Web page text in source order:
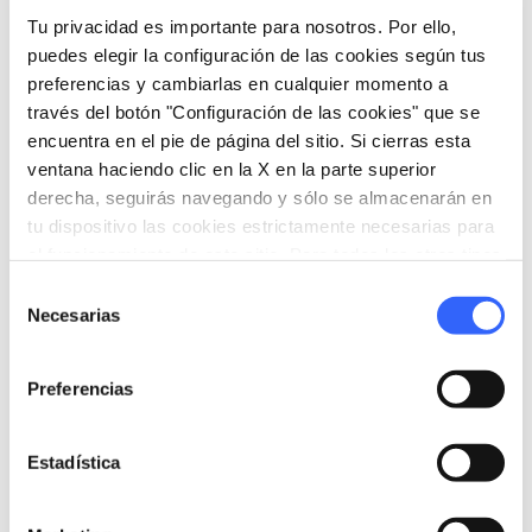
Tu privacidad es importante para nosotros. Por ello,
puedes elegir la configuración de las cookies según tus
preferencias y cambiarlas en cualquier momento a
través del botón "Configuración de las cookies" que se
encuentra en el pie de página del sitio. Si cierras esta
ventana haciendo clic en la X en la parte superior
derecha, seguirás navegando y sólo se almacenarán en
tu dispositivo las cookies estrictamente necesarias para
Necesarias
Preferencias
Estadística
alguna extraña criatura legendaria.